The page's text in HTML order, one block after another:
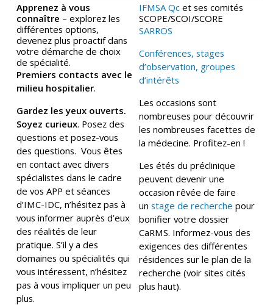
Apprenez à vous
connaître – explorez les
différentes options,
devenez plus proactif dans
votre démarche de choix
de spécialité.
Premiers contacts avec le
milieu hospitalier.
Gardez les yeux ouverts.
Soyez curieux. Posez des
questions et posez-vous
des questions. Vous êtes
en contact avec divers
spécialistes dans le cadre
de vos APP et séances
d’IMC-IDC, n’hésitez pas à
vous informer auprès d’eux
des réalités de leur
pratique. S’il y a des
domaines ou spécialités qui
vous intéressent, n’hésitez
pas à vous impliquer un peu
plus.
IFMSA Qc et ses comités
SCOPE/SCOI/SCORE
SARROS
Conférences, stages
d’observation, groupes
d’intérêts
Les occasions sont
nombreuses pour découvrir
les nombreuses facettes de
la médecine. Profitez-en !
Les étés du préclinique
peuvent devenir une
occasion rêvée de faire
unstage de recherche pour
bonifier votre dossier
CaRMS. Informez-vous des
exigences des différentes
résidences sur le plan de la
recherche (voir sites cités
plus haut).